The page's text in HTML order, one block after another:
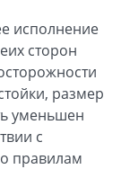
исполнение
сторон
размер
уменьшен
с
правилам